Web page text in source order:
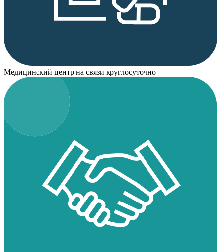
Медицинский центр на связи круглосуточно